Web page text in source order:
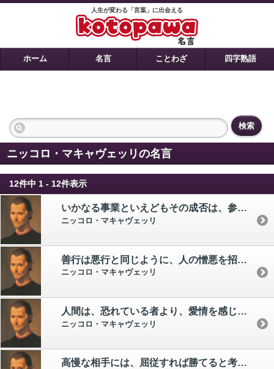
人生が変わる「言葉」に出会える
ホーム 名言 ことわざ 四字熟語
検索
ニッコロ・マキャヴェッリの名言
12件中 1 - 12件表示
いかなる事業といえどもその成否は、参加する全員が利益を得るシステムを、つくれたか否かにかかっている。
ニッコロ・マキャヴェッリ
善行は悪行と同じように、人の憎悪を招くものである。
ニッコロ・マキャヴェッリ
人間は、恐れている者より、愛情を感じていた者を容赦なく傷つけるものである。
ニッコロ・マキャヴェッリ
高慢な相手には、屈従すれば勝てると考えるのは誤りである。